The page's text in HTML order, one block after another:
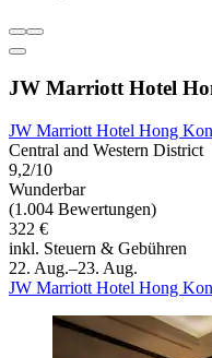
JW Marriott Hotel
JW Marriott Hotel Hong
Central and Western District
9,2/10
Wunderbar
(1.004 Bewertungen)
322 €
inkl. Steuern & Gebühren
22. Aug.–23. Aug.
JW Marriott Hotel Hong